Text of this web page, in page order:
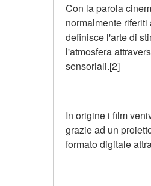
Con la parola
normalmente
definisce l'arte di
l'atmosfera
sensoriali.[2]
In origine i film
grazie ad un
formato digitale